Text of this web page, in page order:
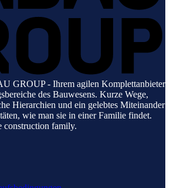
GROUP - Ihrem agilen Komplettanbieter
des Bauwesens. Kurze Wege,
Hierarchien und ein gelebtes Miteinander
wie man sie in einer Familie findet.
construction family.